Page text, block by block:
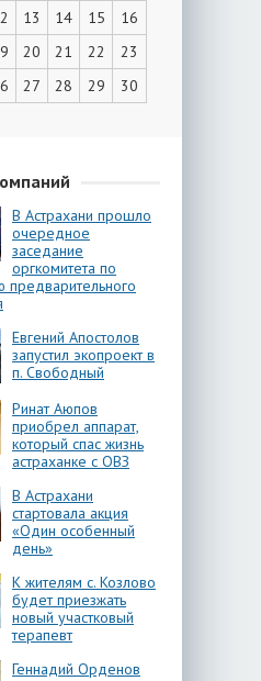
13 14 15
16
20 21 22
23
27 28 29
30
В Астрахани прошло
очередное
заседание
оргкомитета по
Евгений Апостолов
запустил экопроект в
п. Свободный
Ринат Аюпов
приобрел аппарат,
который спас жизнь
астраханке с ОВЗ
В Астрахани
стартовала акция
«Один особенный
день»
К жителям с. Козлово
будет приезжать
новый участковый
терапевт
Геннадий Орденов